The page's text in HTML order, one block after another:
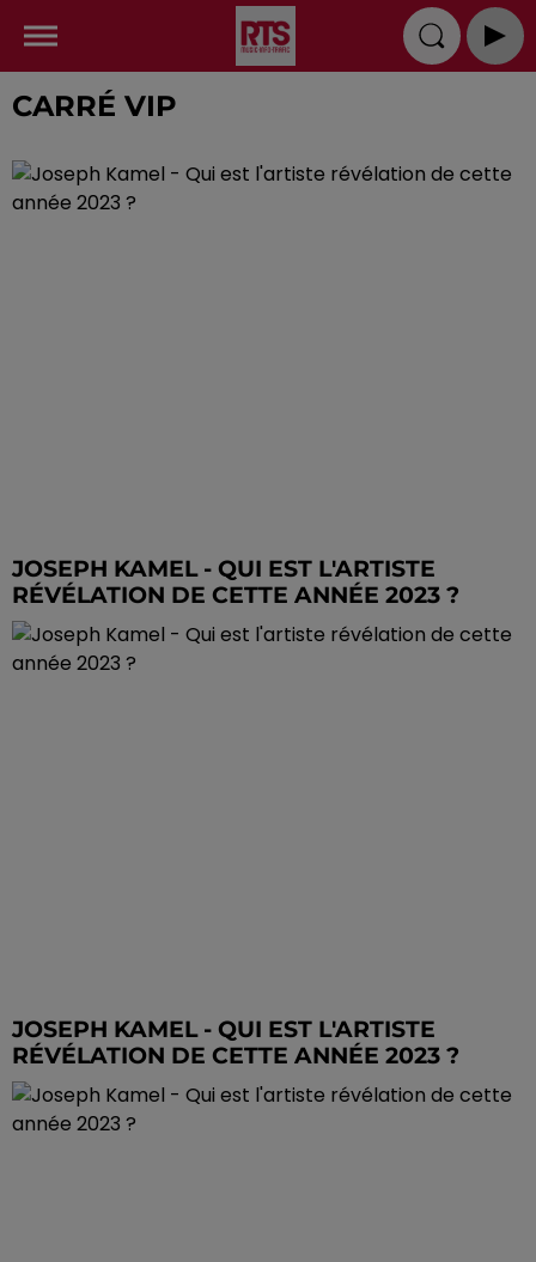
CARRÉ VIP
JOSEPH KAMEL - QUI EST L'ARTISTE
RÉVÉLATION DE CETTE ANNÉE 2023 ?
JOSEPH KAMEL - QUI EST L'ARTISTE
RÉVÉLATION DE CETTE ANNÉE 2023 ?